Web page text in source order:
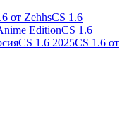
от ZehhsCS 1.6
EditionCS 1.6
CS 1.6 2025CS 1.6 от